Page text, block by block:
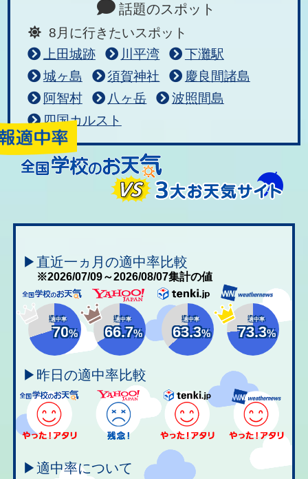
話題のスポット
8月に行きたいスポット
上田城跡
川平湾
下灘駅
城ヶ島
須賀神社
慶良間諸島
阿智村
八ヶ岳
波照間島
四国カルスト
▶直近一ヵ月の適中率比較
※2026/07/09～2026/08/07集計の値
適中率
70%
適中率
66.7%
適中率
63.3%
適中率
73.3%
▶昨日の適中率比較
▶適中率について